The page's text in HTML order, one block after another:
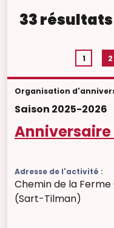
33
1 2
Organisation
Saison 2025-2026
Adresse de l'activité :
Chemin de la Ferme
(Sart-Tilman)